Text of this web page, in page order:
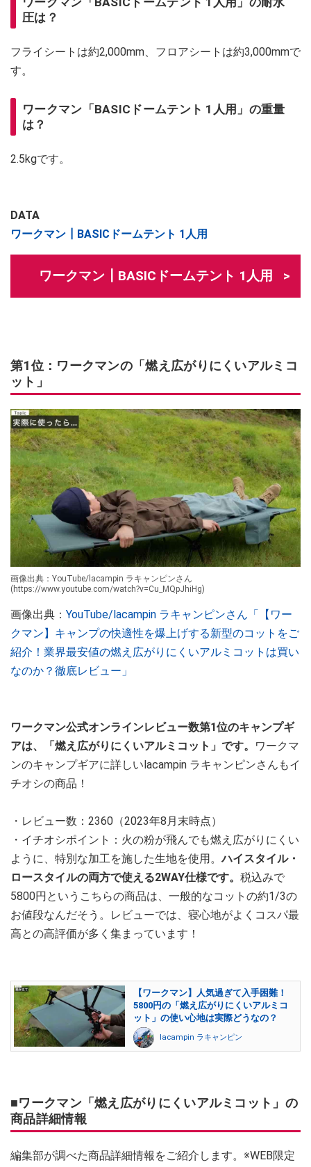
圧は？
フライシートは約2,000mm、フロアシートは約3,000mmで
す。
ワークマン「BASICドームテント 1人用」の重量
は？
2.5kgです。
DATA
ワークマン┃BASICドームテント 1人用
ワークマン┃BASICドームテント 1人用
第1位：ワークマンの「燃え広がりにくいアルミコ
ット」
画像出典：YouTube/lacampin ラキャンピンさん
(https://www.youtube.com/watch?v=Cu_MQpJhiHg)
画像出典： YouTube/lacampin ラキャンピンさん「【ワー
クマン】キャンプの快適性を爆上げする新型のコットをご
紹介！業界最安値の燃え広がりにくいアルミコットは買い
なのか？徹底レビュー」
ワークマン公式オンラインレビュー数第1位のキャンプギ
アは、「燃え広がりにくいアルミコット」です。
ワークマ
ンのキャンプギアに詳しいlacampin ラキャンピンさんもイ
チオシの商品！
・レビュー数：2360（2023年8月末時点）
・イチオシポイント：火の粉が飛んでも燃え広がりにくい
ように、特別な加工を施した生地を使用。ハイスタイル・
ロースタイルの両方で使える2WAY仕様です。 税込みで
5800円というこちらの商品は、一般的なコットの約1/3の
お値段なんだそう。レビューでは、寝心地がよくコスパ最
高との高評価が多く集まっています！
【ワークマン】人気過ぎて入手困難！
5800円の「燃え広がりにくいアルミコ
ット」の使い心地は実際どうなの？
lacampin ラキャンピン
■ワークマン「燃え広がりにくいアルミコット」の
商品詳細情報
編集部が調べた商品詳細情報をご紹介します。※WEB限定